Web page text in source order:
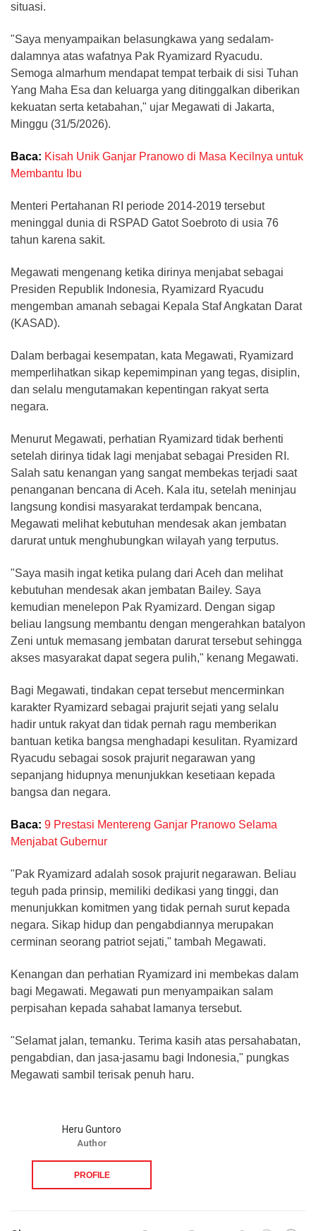
situasi.
"Saya menyampaikan belasungkawa yang sedalam-
dalamnya atas wafatnya Pak Ryamizard Ryacudu.
Semoga almarhum mendapat tempat terbaik di sisi Tuhan
Yang Maha Esa dan keluarga yang ditinggalkan diberikan
kekuatan serta ketabahan," ujar Megawati di Jakarta,
Minggu (31/5/2026).
Baca: Kisah Unik Ganjar Pranowo di Masa Kecilnya untuk
Membantu Ibu
Menteri Pertahanan RI periode 2014-2019 tersebut
meninggal dunia di RSPAD Gatot Soebroto di usia 76
tahun karena sakit.
Megawati mengenang ketika dirinya menjabat sebagai
Presiden Republik Indonesia, Ryamizard Ryacudu
mengemban amanah sebagai Kepala Staf Angkatan Darat
(KASAD).
Dalam berbagai kesempatan, kata Megawati, Ryamizard
memperlihatkan sikap kepemimpinan yang tegas, disiplin,
dan selalu mengutamakan kepentingan rakyat serta
negara.
Menurut Megawati, perhatian Ryamizard tidak berhenti
setelah dirinya tidak lagi menjabat sebagai Presiden RI.
Salah satu kenangan yang sangat membekas terjadi saat
penanganan bencana di Aceh. Kala itu, setelah meninjau
langsung kondisi masyarakat terdampak bencana,
Megawati melihat kebutuhan mendesak akan jembatan
darurat untuk menghubungkan wilayah yang terputus.
"Saya masih ingat ketika pulang dari Aceh dan melihat
kebutuhan mendesak akan jembatan Bailey. Saya
kemudian menelepon Pak Ryamizard. Dengan sigap
beliau langsung membantu dengan mengerahkan batalyon
Zeni untuk memasang jembatan darurat tersebut sehingga
akses masyarakat dapat segera pulih," kenang Megawati.
Bagi Megawati, tindakan cepat tersebut mencerminkan
karakter Ryamizard sebagai prajurit sejati yang selalu
hadir untuk rakyat dan tidak pernah ragu memberikan
bantuan ketika bangsa menghadapi kesulitan. Ryamizard
Ryacudu sebagai sosok prajurit negarawan yang
sepanjang hidupnya menunjukkan kesetiaan kepada
bangsa dan negara.
Baca: 9 Prestasi Mentereng Ganjar Pranowo Selama
Menjabat Gubernur
"Pak Ryamizard adalah sosok prajurit negarawan. Beliau
teguh pada prinsip, memiliki dedikasi yang tinggi, dan
menunjukkan komitmen yang tidak pernah surut kepada
negara. Sikap hidup dan pengabdiannya merupakan
cerminan seorang patriot sejati," tambah Megawati.
Kenangan dan perhatian Ryamizard ini membekas dalam
bagi Megawati. Megawati pun menyampaikan salam
perpisahan kepada sahabat lamanya tersebut.
"Selamat jalan, temanku. Terima kasih atas persahabatan,
pengabdian, dan jasa-jasamu bagi Indonesia," pungkas
Megawati sambil terisak penuh haru.
Heru Guntoro
Author
PROFILE